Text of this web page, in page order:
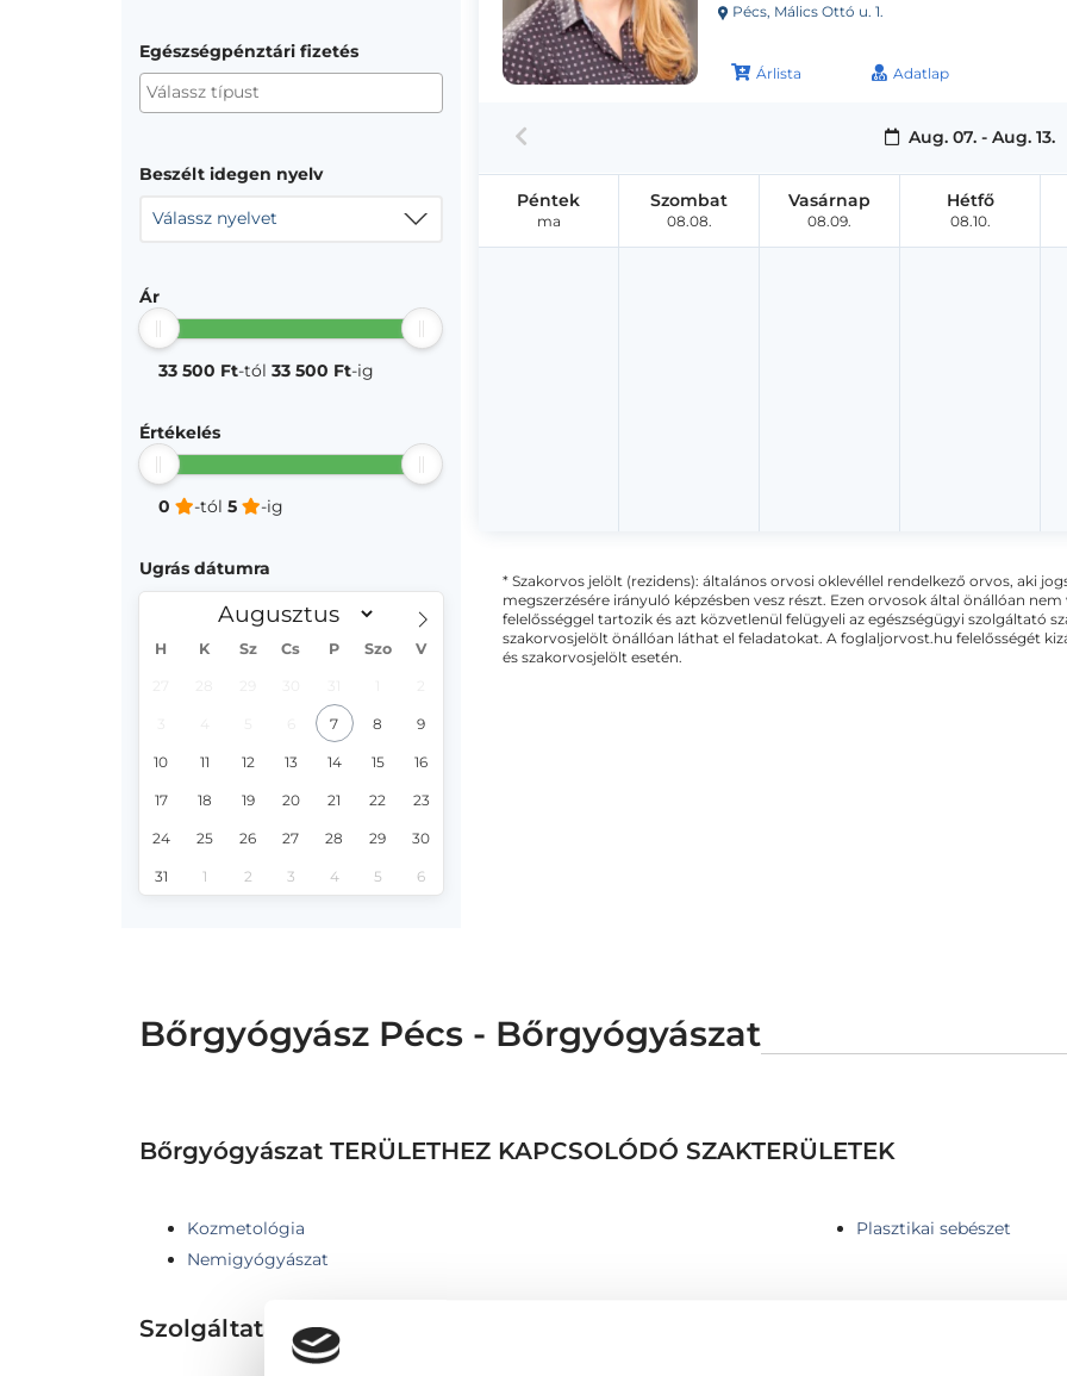
Egészségpénztári fizetés
Beszélt idegen nyelv
Válassz nyelvet
Ár
33 500 Ft-tól 33 500 Ft-ig
Értékelés
0 -tól 5 -ig
Ugrás dátumra
H K Sz Cs P Szo V
7 8 9
10 11 12 13 14 15 16
17 18 19 20 21 22 23
24 25 26 27 28 29 30
31 1 2 3 4 5 6
Pécs, Málics Ottó u. 1.
Árlista Adatlap
Aug. 07. - Aug. 13.
Péntek
ma
Szombat
08.08.
Vasárnap
08.09.
Hétfő
08.10.
* Szakorvos jelölt (rezidens): általános orvosi oklevéllel rendelkező orvos, aki
megszerzésére irányuló képzésben vesz részt. Ezen orvosok által önállóan
felelősséggel tartozik és azt közvetlenül felügyeli az egészségügyi szolgáltató
szakorvosjelölt önállóan láthat el feladatokat. A foglaljorvost.hu felelősségét
és szakorvosjelölt esetén.
Bőrgyógyász Pécs - Bőrgyógyászat
Bőrgyógyászat TERÜLETHEZ KAPCSOLÓDÓ SZAKTERÜLETEK
Kozmetológia
Nemigyógyászat
Plasztikai sebészet
Szolgáltatások